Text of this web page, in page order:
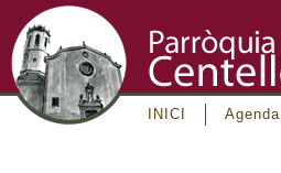
INICI Agenda